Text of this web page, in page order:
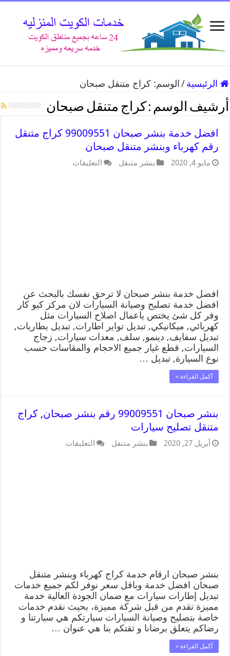
الرئيسية / الوسم:كراج متنقل صبحان
أرشيف الوسم : كراج متنقل صبحان
افضل خدمة بنشر صبحان 99009551 كراج متنقل
رقم كهرباء وبنشر متنقل صبحان
مايو 4, 2020 بنشر متنقل التعليقات
افضل خدمة بنشر صبحان لا ترحق نفسك بالبحث عن
افضل خدمة تصليح وصيانة السيارات لان مركز كيو كار
وفر كل شئ يختص ياعمال اصلاح السيارات مثل
كهربائي, ميكانيكي, تبديل تواير اطارات, تبديل بطاريات,
تبديل سفايف, دينمو, سلف, معدات سيارات, زجاج
السيارات, قطع غيار جميع الاحجام والمقاسات حسب
نوع السيارة, تبديل …
أكمل القراءة »
بنشر صبحان 99009551 رقم بنشر صبحان, كراج
متنقل تصليح سيارات
أبريل 27, 2020 بنشر متنقل التعليقات
بنشر صبحان ارقام خدمة كراج كهرباء وبنشر متنقل
صبحان افضل خدمة وباقل سعر نوفر لكم جميع خدمات
تبديل إطارات سيارات مع ضمان الجودة العالية خدمة
مميزة تقدم من قبل شركة مميزة، بحيث نقدم خدمات
خاصة بتصليح وصيانة السيارات سيارتكم هي سيارتنا و
رضاكم يتعلق برضانا و ثقتكم بنا هي عنوان …
أكمل القراءة »